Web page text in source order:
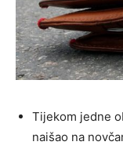
Tijekom jedne
naišao na